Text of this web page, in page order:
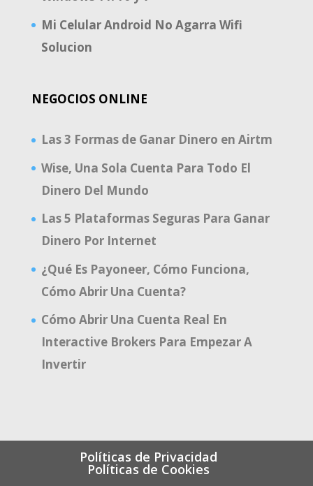
Mi Celular Android No Agarra Wifi
Solucion
NEGOCIOS ONLINE
Las 3 Formas de Ganar Dinero en Airtm
Wise, Una Sola Cuenta Para Todo El
Dinero Del Mundo
Las 5 Plataformas Seguras Para Ganar
Dinero Por Internet
¿Qué Es Payoneer, Cómo Funciona,
Cómo Abrir Una Cuenta?
Cómo Abrir Una Cuenta Real En
Interactive Brokers Para Empezar A
Invertir
Políticas de Privacidad
Políticas de Cookies